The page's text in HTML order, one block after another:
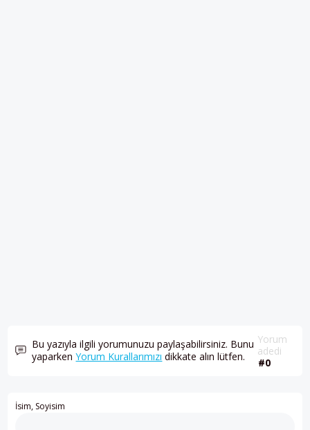
Bu yazıyla ilgili yorumunuzu paylaşabilirsiniz. Bunu
yaparkenYorum Kurallarımızı dikkate alın lütfen.
Yorum
adedi
#0
İsim, Soyisim